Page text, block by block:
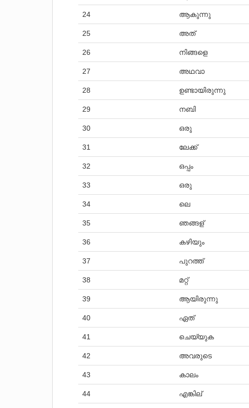
24 ആകുന്നു
25 അത്
26 നിങ്ങളെ
27 അഥവാ
28 ഉണ്ടായിരുന്നു
29 നബി
30 ഒരു
31 ലേക്ക്
32 ഒപ്പം
33 ഒരു
34 ലെ
35 ഞങ്ങള്
36 കഴിയും
37 പുറത്ത്
38 മറ്റ്
39 ആയിരുന്നു
40 ഏത്
41 ചെയ്യുക
42 അവരുടെ
43 കാലം
44 എങ്കില്